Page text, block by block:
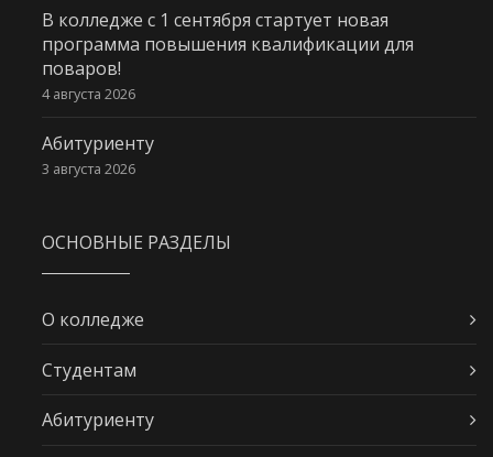
В колледже с 1 сентября стартует новая
программа повышения квалификации для
поваров!
4 августа 2026
Абитуриенту
3 августа 2026
ОСНОВНЫЕ РАЗДЕЛЫ
О колледже
Студентам
Абитуриенту